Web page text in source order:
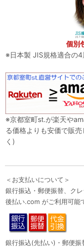
個別
※日本製 JIS規格適合の4
※京都室町st.が楽天や
る価格よりも安価で販
く)
＜お支払いについて＞
銀行振込・郵便振替、ク
後払い.com がご利用可能
銀行振込(先払い)・郵便